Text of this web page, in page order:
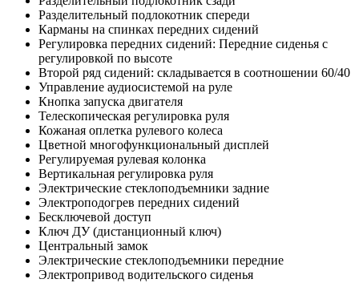
Разделительный подлокотник спереди
Карманы на спинках передних сидений
Регулировка передних сидений: Передние сиденья с
регулировкой по высоте
Второй ряд сидений: складывается в соотношении 60/40
Управление аудиосистемой на руле
Кнопка запуска двигателя
Телескопическая регулировка руля
Кожаная оплетка рулевого колеса
Цветной многофункциональный дисплей
Регулируемая рулевая колонка
Вертикальная регулировка руля
Электрические стеклоподъемники задние
Электроподогрев передних сидений
Бесключевой доступ
Ключ ДУ (дистанционный ключ)
Центральный замок
Электрические стеклоподъемники передние
Электропривод водительского сиденья